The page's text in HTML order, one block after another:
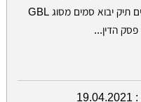
לראשונה בישראל הסתיים תיק יבוא סמים מסוג GBL
הדין...
:
19.04.2021